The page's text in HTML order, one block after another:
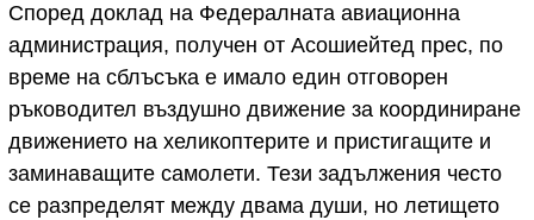
Според доклад на Федералната авиационна
администрация, получен от Асошиейтед прес, по
време на сблъсъка е имало един отговорен
ръководител въздушно движение за координиране
движението на хеликоптерите и пристигащите и
заминаващите самолети. Тези задължения често
се разпределят между двама души, но летището